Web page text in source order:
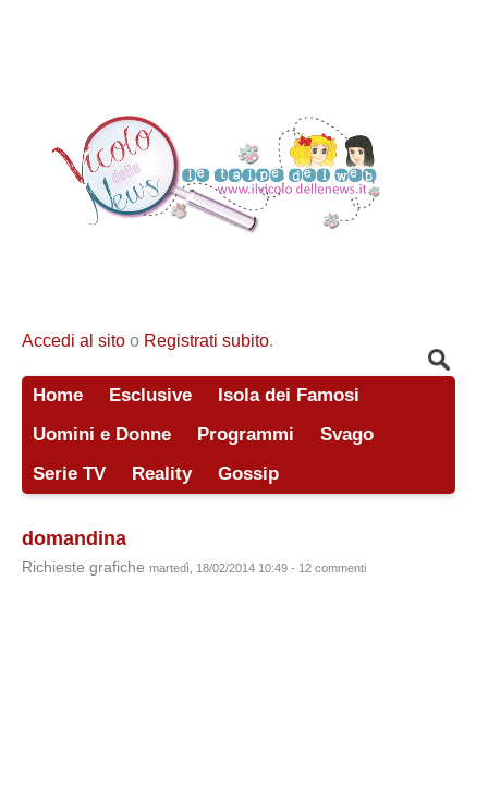
Accedi al sito o Registrati subito.
Home Esclusive
Isola dei Famosi
Uomini e Donne
Programmi
Svago
Serie TV
Reality Gossip
domandina
Richieste grafiche martedì, 18/02/2014 10:49 - 12 commenti